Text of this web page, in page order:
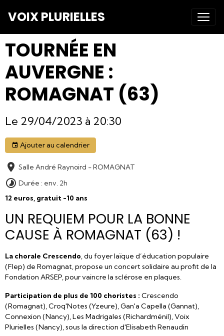
VOIX PLURIELLES
TOURNÉE EN
AUVERGNE :
ROMAGNAT (63)
Le 29/04/2023 à 20:30
Ajouter au calendrier
Salle André Raynoird - ROMAGNAT
Durée : env. 2h
12 euros, gratuit -10 ans
UN REQUIEM POUR LA BONNE
CAUSE À ROMAGNAT (63) !
La chorale Crescendo, du foyer laïque d’éducation populaire
(Flep) de Romagnat, propose un concert solidaire au profit de la
Fondation ARSEP, pour vaincre la sclérose en plaques.
Participation de plus de 100 choristes : Crescendo
(Romagnat), Croq'Notes (Yzeure), Gan'a Capella (Gannat),
Connexion (Nancy), Les Madrigales (Richardménil), Voix
Plurielles (Nancy), sous la direction d'Elisabeth Renaudin